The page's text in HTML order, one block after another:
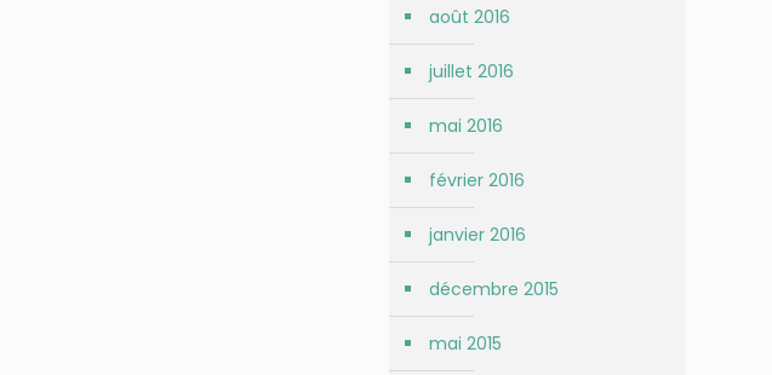
août 2016
juillet 2016
mai 2016
février 2016
janvier 2016
décembre 2015
mai 2015